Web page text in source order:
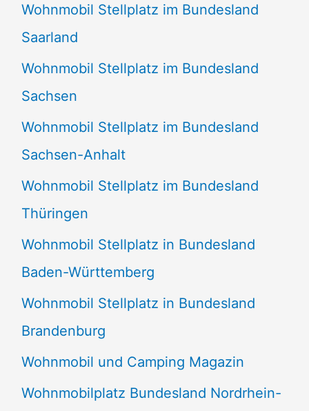
Wohnmobil Stellplatz im Bundesland
Saarland
Wohnmobil Stellplatz im Bundesland
Sachsen
Wohnmobil Stellplatz im Bundesland
Sachsen-Anhalt
Wohnmobil Stellplatz im Bundesland
Thüringen
Wohnmobil Stellplatz in Bundesland
Baden-Württemberg
Wohnmobil Stellplatz in Bundesland
Brandenburg
Wohnmobil und Camping Magazin
Wohnmobilplatz Bundesland Nordrhein-